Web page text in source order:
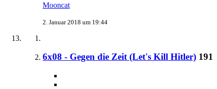
Mooncat
2. Januar 2018 um 19:44
6x08 - Gegen die Zeit (Let's Kill Hitler) 191